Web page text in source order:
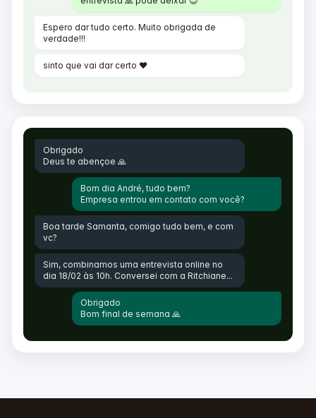
Espero dar tudo certo. Muito obrigada de
verdade!!!
sinto que vai dar certo ❤️
Obrigado
Deus te abençoe 🙏
Bom dia André, tudo bem?
Empresa entrou em contato com você?
Boa tarde Samanta, comigo tudo bem, e com
vc?
Sim, combinamos uma entrevista online no
dia 18/02 às 10h. Conversei com a Ritchiane...
Obrigado
Bom final de semana 🙏